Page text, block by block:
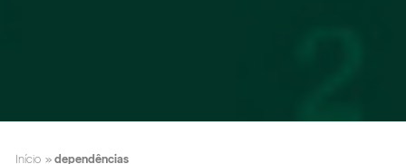
Início » dependências